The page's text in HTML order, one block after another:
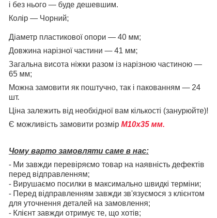
і без нього — буде дешевшим.
Колір — Чорний;
Діаметр пластикової опори — 40 мм;
Довжина нарізної частини — 41 мм;
Загальна висота ніжки разом із нарізною частиною —
65 мм;
Можна замовити як поштучно, так і пакованням — 24
шт.
Ціна залежить від необхідної вам кількості (занурюйте)!
Є можливість замовити розмір М10х35 мм.
Чому варто замовляти саме в нас:
- Ми завжди перевіряємо товар на наявність дефектів
перед відправленням;
- Вирушаємо посилки в максимально швидкі терміни;
- Перед відправленням завжди зв'язуємося з клієнтом
для уточнення деталей на замовлення;
- Клієнт завжди отримує те, що хотів;